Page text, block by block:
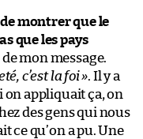
montrer que le
que les pays
mon message.
c’est la foi ». Il y a
on appliquait ça, on
des gens qui nous
ce qu’on a pu. Une